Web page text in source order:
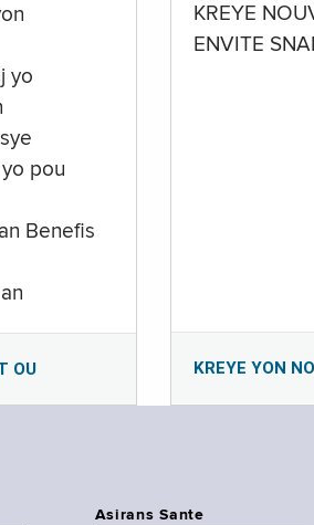
yo
pou
Benefis
OU
KREYE
ENVITE
KREYE YON
Asirans Sante